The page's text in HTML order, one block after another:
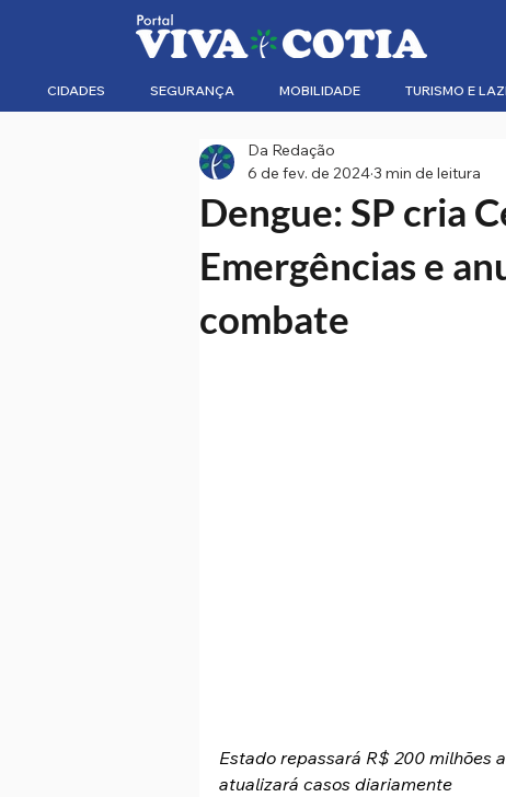
CIDADES SEGURANÇA MOBILIDADE TURISMO E
Dengue: SP cria
Emergências e
combate
Da Redação
6 de fev. de 20243 min de leitura
Estado repassará R$ 200 milhões
atualizará casos diariamente